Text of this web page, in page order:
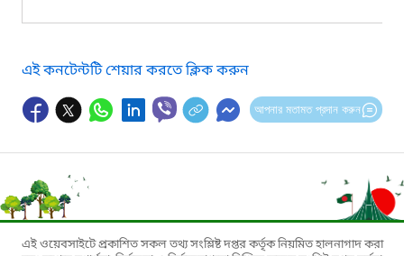
এই কনটেন্টটি শেয়ার করতে ক্লিক করুন
আপনার মতামত প্রদান করুন
এই ওয়েবসাইটে প্রকাশিত সকল তথ্য সংশ্লিষ্ট দপ্তর কর্তৃক নিয়মিত হালনাগাদ করা